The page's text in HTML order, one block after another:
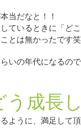
当だなと！！
ているときに「ど
とは無かったです笑
いの年代になるの
成長
ように、満足して